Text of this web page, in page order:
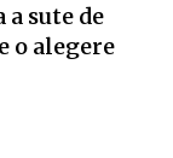
a sute de
o alegere